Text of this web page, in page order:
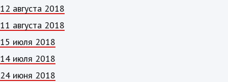
12 августа 2018
11 августа 2018
15 июля 2018
14 июля 2018
24 июня 2018